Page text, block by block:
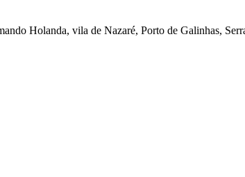
Holanda, vila de Nazaré, Porto de Galinhas,